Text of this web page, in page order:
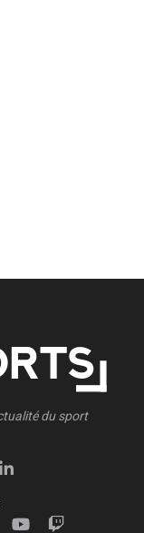
du sport